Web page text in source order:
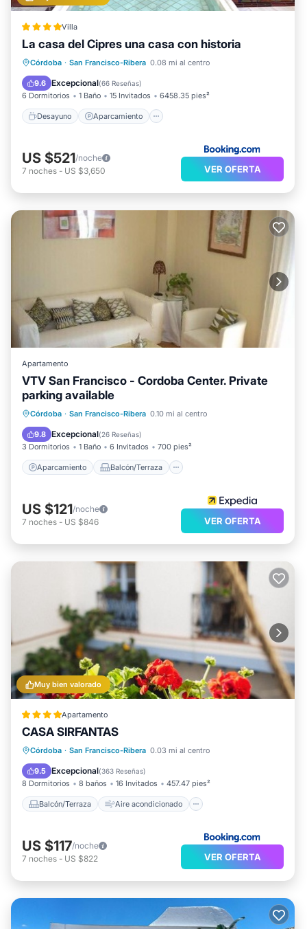
Villa
La casa del Cipres una casa con historia
Córdoba · San Francisco-Ribera 0.08 mi al centro
9.6 Excepcional(66 Reseñas)
6 Dormitorios 1 Baño 15 Invitados 6458.35 pies²
Desayuno Aparcamiento
Desayuno
Aparcamiento
Balcón/Terraza
US $521/noche
7 noches - US $3,650 VER OFERTA
Apartamento
VTV San Francisco - Cordoba Center. Private
parking available
Córdoba · San Francisco-Ribera 0.10 mi al centro
9.8 Excepcional(26 Reseñas)
3 Dormitorios 1 Baño 6 Invitados 700 pies²
Aparcamiento Balcón/Terraza
Aparcamiento
Balcón/Terraza
Cocina
Aire acondicionado
US $121/noche
7 noches - US $846 VER OFERTA
Muy bien valorado
Apartamento
CASA SIRFANTAS
Córdoba · San Francisco-Ribera 0.03 mi al centro
9.5 Excepcional(363 Reseñas)
8 Dormitorios 8 baños 16 Invitados 457.47 pies²
Balcón/Terraza Aire acondicionado
Balcón/Terraza
Aire acondicionado
Internet
Apto para niños
US $117/noche
7 noches - US $822 VER OFERTA